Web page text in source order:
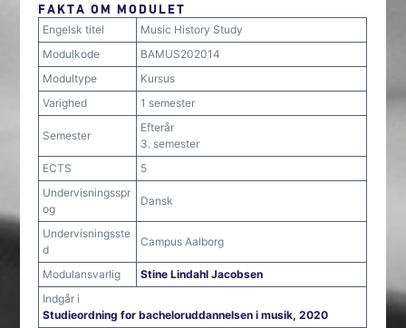
FAKTA OM MODULET
Engelsk titel
Music History Study
Modulkode
BAMUS202014
Modultype
Kursus
Varighed
1 semester
Semester
Efterår
3. semester
ECTS
5
Undervisningsspr
og
Dansk
Undervisningsste
d
Campus Aalborg
Modulansvarlig
Stine Lindahl Jacobsen
Indgår i
Studieordning for bacheloruddannelsen i musik, 2020